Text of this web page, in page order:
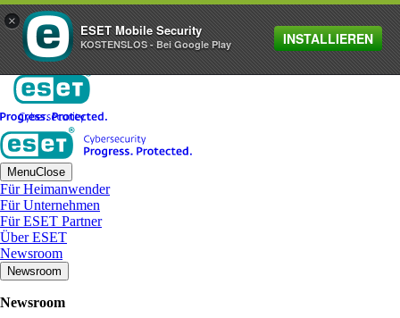
MenuClose
Für Heimanwender
Für Unternehmen
Für ESET Partner
Über ESET
Newsroom
Newsroom
Newsroom
×
ESET Mobile Security
KOSTENSLOS - Bei Google Play INSTALLIEREN